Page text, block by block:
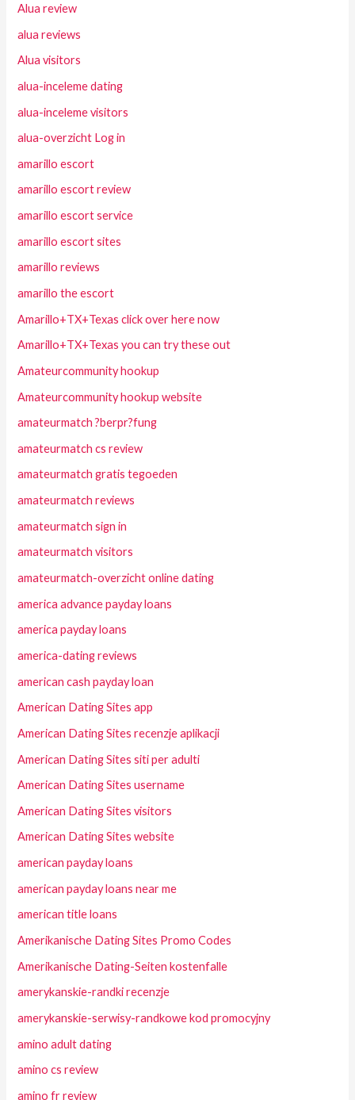
Alua review
alua reviews
Alua visitors
alua-inceleme dating
alua-inceleme visitors
alua-overzicht Log in
amarillo escort
amarillo escort review
amarillo escort service
amarillo escort sites
amarillo reviews
amarillo the escort
Amarillo+TX+Texas click over here now
Amarillo+TX+Texas you can try these out
Amateurcommunity hookup
Amateurcommunity hookup website
amateurmatch ?berpr?fung
amateurmatch cs review
amateurmatch gratis tegoeden
amateurmatch reviews
amateurmatch sign in
amateurmatch visitors
amateurmatch-overzicht online dating
america advance payday loans
america payday loans
america-dating reviews
american cash payday loan
American Dating Sites app
American Dating Sites recenzje aplikacji
American Dating Sites siti per adulti
American Dating Sites username
American Dating Sites visitors
American Dating Sites website
american payday loans
american payday loans near me
american title loans
Amerikanische Dating Sites Promo Codes
Amerikanische Dating-Seiten kostenfalle
amerykanskie-randki recenzje
amerykanskie-serwisy-randkowe kod promocyjny
amino adult dating
amino cs review
amino fr review